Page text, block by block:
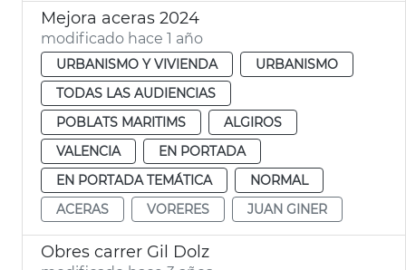
Mejora aceras 2024
modificado hace 1 año
URBANISMO Y VIVIENDA
URBANISMO
TODAS LAS AUDIENCIAS
POBLATS MARITIMS
ALGIROS
VALENCIA
EN PORTADA
EN PORTADA TEMÁTICA
NORMAL
ACERAS
VORERES JUAN GINER
Obres carrer Gil Dolz